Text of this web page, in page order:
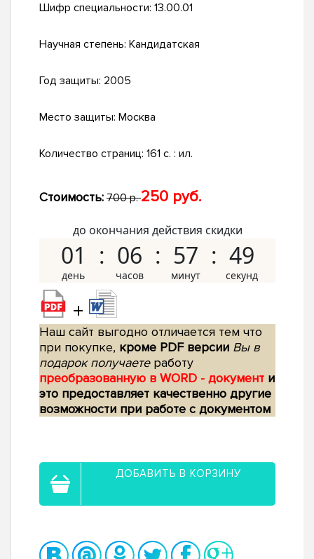
Шифр специальности: 13.00.01
Научная степень: Кандидатская
Год защиты: 2005
Место защиты: Москва
Количество страниц: 161 с. : ил.
Стоимость: 700 р.250 руб.
до окончания действия скидки
01 06 57 48
+
Наш сайт выгодно отличается тем что
при покупке, кроме PDF версии Вы в
подарок получаетеработу
преобразованную в WORD - документ и
это предоставляет качественно другие
возможности при работе с документом
ДОБАВИТЬ В КОРЗИНУ